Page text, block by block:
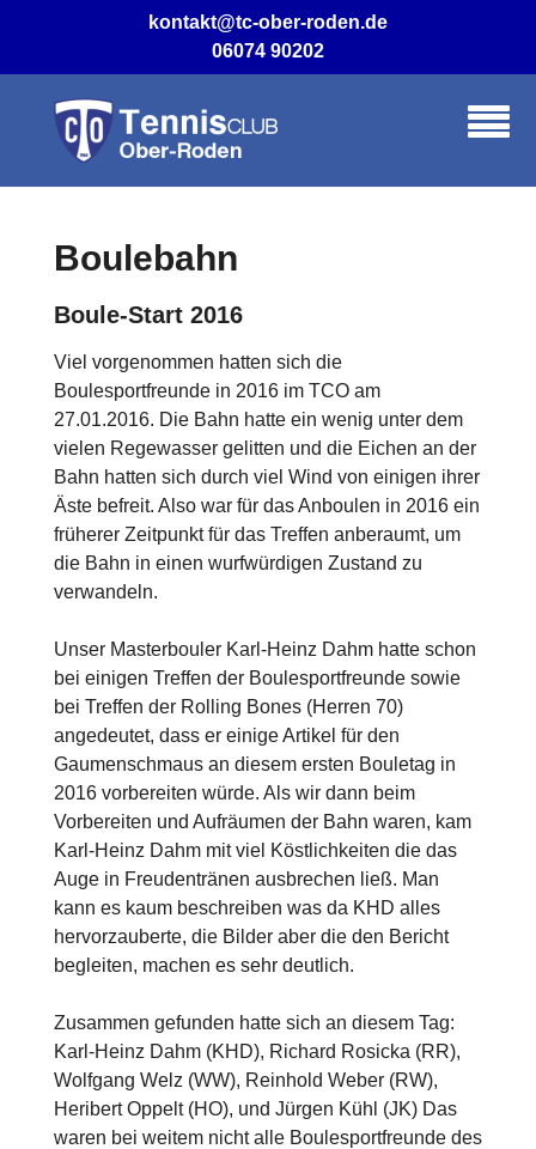
content
kontakt@tc-ober-roden.de
06074 90202
Boulebahn
Boule-Start 2016
Viel vorgenommen hatten sich die
Boulesportfreunde in 2016 im TCO am
27.01.2016. Die Bahn hatte ein wenig unter dem
vielen Regewasser gelitten und die Eichen an der
Bahn hatten sich durch viel Wind von einigen ihrer
Äste befreit. Also war für das Anboulen in 2016 ein
früherer Zeitpunkt für das Treffen anberaumt, um
die Bahn in einen wurfwürdigen Zustand zu
verwandeln.
Unser Masterbouler Karl-Heinz Dahm hatte schon
bei einigen Treffen der Boulesportfreunde sowie
bei Treffen der Rolling Bones (Herren 70)
angedeutet, dass er einige Artikel für den
Gaumenschmaus an diesem ersten Bouletag in
2016 vorbereiten würde. Als wir dann beim
Vorbereiten und Aufräumen der Bahn waren, kam
Karl-Heinz Dahm mit viel Köstlichkeiten die das
Auge in Freudentränen ausbrechen ließ. Man
kann es kaum beschreiben was da KHD alles
hervorzauberte, die Bilder aber die den Bericht
begleiten, machen es sehr deutlich.
Zusammen gefunden hatte sich an diesem Tag:
Karl-Heinz Dahm (KHD), Richard Rosicka (RR),
Wolfgang Welz (WW), Reinhold Weber (RW),
Heribert Oppelt (HO), und Jürgen Kühl (JK) Das
waren bei weitem nicht alle Boulesportfreunde des